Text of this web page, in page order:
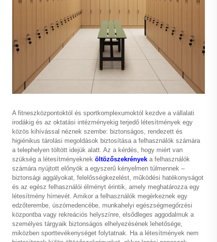
A fitneszközpontoktól és sportkomplexumoktól kezdve a vállalati
irodákig és az oktatási intézményekig terjedő létesítmények egy
közös kihívással néznek szembe: biztonságos, rendezett és
higiénikus tárolási megoldások biztosítása a felhasználók számára
a telephelyen töltött idejük alatt. Az a kérdés, hogy miért van
szükség a létesítményeknek öltözőszekrények a felhasználók
számára nyújtott előnyök a egyszerű kényelmen túlmennek –
biztonsági aggályokat, felelősségkezelést, működési hatékonyságot
és az egész felhasználói élményt érintik, amely meghatározza egy
létesítmény hírnevét. Amikor a felhasználók megérkeznek egy
edzőterembe, úszómedencébe, munkahelyi egészségmegőrzési
központba vagy rekreációs helyszínre, elsődleges aggodalmuk a
személyes tárgyaik biztonságos elhelyezésének lehetősége,
miközben sporttevékenységet folytatnak. Ha a létesítmények nem